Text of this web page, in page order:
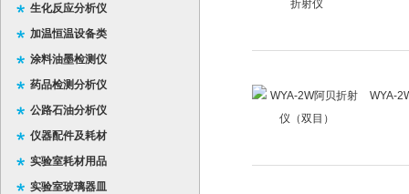
生化反应分析仪
加温恒温设备类
涂料油墨检测仪
药品检测分析仪
公路石油分析仪
仪器配件及耗材
实验室耗材用品
实验室玻璃器皿
WYA-